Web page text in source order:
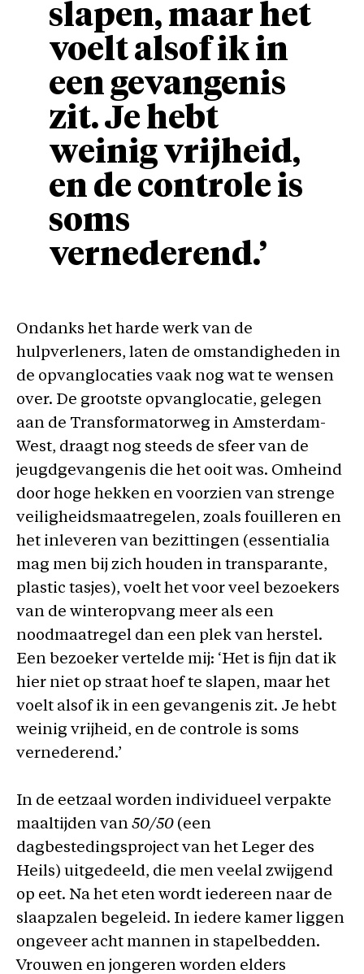
slapen, maar het
voelt alsof ik in
een gevangenis
zit. Je hebt
weinig vrijheid,
en de controle is
soms
vernederend.’
Ondanks het harde werk van de
hulpverleners, laten de omstandigheden in
de opvanglocaties vaak nog wat te wensen
over. De grootste opvanglocatie, gelegen
aan de Transformatorweg in Amsterdam-
West, draagt nog steeds de sfeer van de
jeugdgevangenis die het ooit was. Omheind
door hoge hekken en voorzien van strenge
veiligheidsmaatregelen, zoals fouilleren en
het inleveren van bezittingen (essentialia
mag men bij zich houden in transparante,
plastic tasjes), voelt het voor veel bezoekers
van de winteropvang meer als een
noodmaatregel dan een plek van herstel.
Een bezoeker vertelde mij: ‘Het is fijn dat ik
hier niet op straat hoef te slapen, maar het
voelt alsof ik in een gevangenis zit. Je hebt
weinig vrijheid, en de controle is soms
vernederend.’
In de eetzaal worden individueel verpakte
maaltijden van 50/50 (een
dagbestedingsproject van het Leger des
Heils) uitgedeeld, die men veelal zwijgend
op eet. Na het eten wordt iedereen naar de
slaapzalen begeleid. In iedere kamer liggen
ongeveer acht mannen in stapelbedden.
Vrouwen en jongeren worden elders